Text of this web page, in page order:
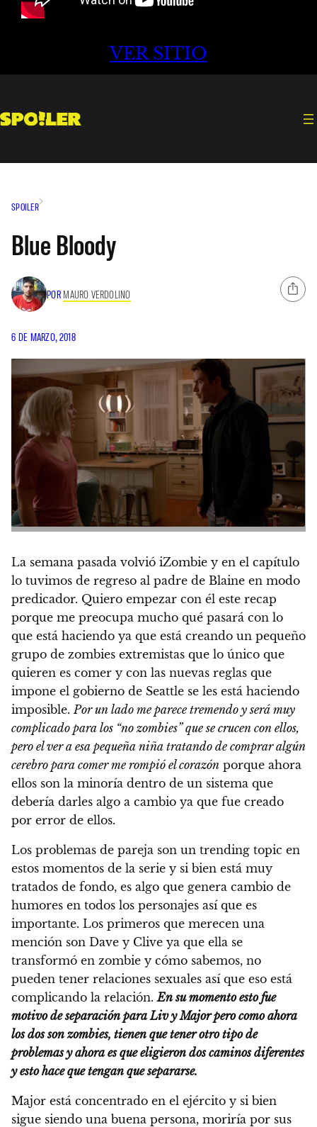
VER SITIO
SPOILER
Blue Bloody
POR MAURO VERDOLINO
6 DE MARZO, 2018
La semana pasada volvió iZombie y en el capítulo
lo tuvimos de regreso al padre de Blaine en modo
predicador. Quiero empezar con él este recap
porque me preocupa mucho qué pasará con lo
que está haciendo ya que está creando un pequeño
grupo de zombies extremistas que lo único que
quieren es comer y con las nuevas reglas que
impone el gobierno de Seattle se les está haciendo
imposible. Por un lado me parece tremendo y será muy
complicado para los “no zombies” que se crucen con ellos,
pero el ver a esa pequeña niña tratando de comprar algún
cerebro para comer me rompió el corazón porque ahora
ellos son la minoría dentro de un sistema que
debería darles algo a cambio ya que fue creado
por error de ellos.
Los problemas de pareja son un trending topic en
estos momentos de la serie y si bien está muy
tratados de fondo, es algo que genera cambio de
humores en todos los personajes así que es
importante. Los primeros que merecen una
mención son Dave y Clive ya que ella se
transformó en zombie y cómo sabemos, no
pueden tener relaciones sexuales así que eso está
complicando la relación.En su momento esto fue
motivo de separación para Liv y Major pero como ahora
los dos son zombies, tienen que tener otro tipo de
problemas y ahora es que eligieron dos caminos diferentes
y esto hace que tengan que separarse.
Major está concentrado en el ejército y si bien
sigue siendo una buena persona, moriría por sus